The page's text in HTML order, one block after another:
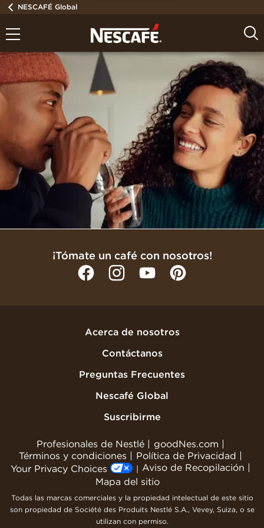
NESCAFÉ Global
¡Tómate un café con nosotros!
Acerca de nosotros
Contáctanos
Preguntas Frecuentes
Nescafé Global
Suscribirme
Profesionales de Nestlé
goodNes.com
Términos y condiciones
Política de Privacidad
Your Privacy Choices
Aviso de Recopilación
Mapa del sitio
Todas las marcas comerciales y la propiedad intelectual de este sitio
son propiedad de Société des Produits Nestlé S.A., Vevey, Suiza, o se
utilizan con permiso.